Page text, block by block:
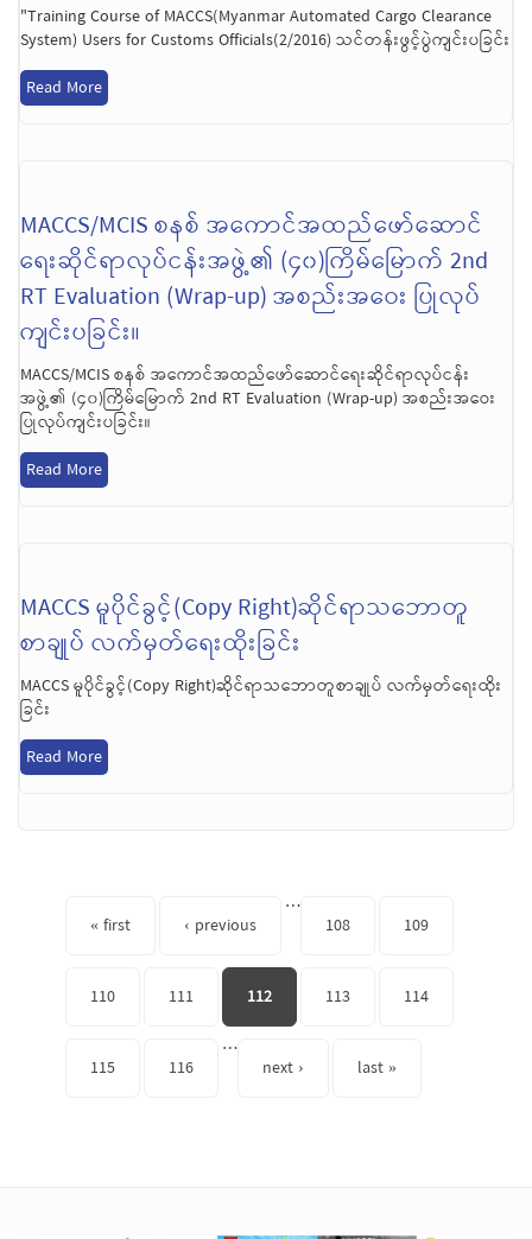
"Training Course of MACCS(Myanmar Automated Cargo Clearance
System) Users for Customs Officials(2/2016) သင်တန်းဖွင့်ပွဲကျင်းပခြင်း
Read More
MACCS/MCIS စနစ် အကောင်အထည်ဖော်ဆောင်
ရေးဆိုင်ရာလုပ်ငန်းအဖွဲ့၏ (၄၀)ကြိမ်မြောက် 2nd
RT Evaluation (Wrap-up) အစည်းအဝေး ပြုလုပ်
ကျင်းပခြင်း။
MACCS/MCIS စနစ် အကောင်အထည်ဖော်ဆောင်ရေးဆိုင်ရာလုပ်ငန်း
အဖွဲ့၏ (၄၀)ကြိမ်မြောက် 2nd RT Evaluation (Wrap-up) အစည်းအဝေး
ပြုလုပ်ကျင်းပခြင်း။
Read More
MACCS မူပိုင်ခွင့်(Copy Right)ဆိုင်ရာသဘောတူ
စာချုပ် လက်မှတ်ရေးထိုးခြင်း
MACCS မူပိုင်ခွင့်(Copy Right)ဆိုင်ရာသဘောတူစာချုပ် လက်မှတ်ရေးထိုး
ခြင်း
Read More
« first ‹ previous
…
108
109
110 111 112 113 114
115 116
…
next ›
last »